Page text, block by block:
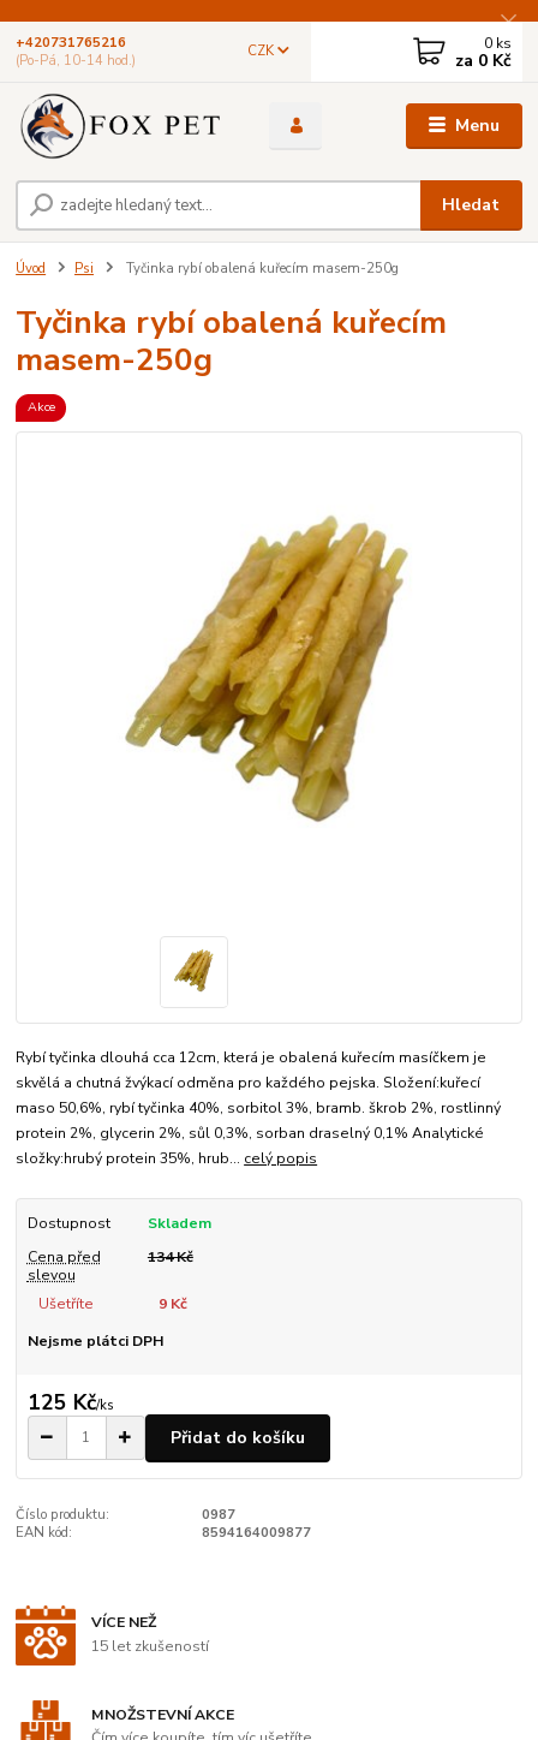
Menu
CZK
Hledat
+420731765216
(Po-Pá, 10-14 hod.)
0 ks
za 0 Kč
Úvod Psi Tyčinka rybí obalená kuřecím masem-250g
Tyčinka rybí obalená kuřecím
masem-250g
Akce
Rybí tyčinka dlouhá cca 12cm, která je obalená kuřecím masíčkem je
skvělá a chutná žvýkací odměna pro každého pejska. Složení:kuřecí
maso 50,6%, rybí tyčinka 40%, sorbitol 3%, bramb. škrob 2%, rostlinný
protein 2%, glycerin 2%, sůl 0,3%, sorban draselný 0,1% Analytické
složky:hrubý protein 35%, hrub... celý popis
Dostupnost
Skladem
Cena před
slevou
134 Kč
Ušetříte
9 Kč
Nejsme plátci DPH
125 Kč/ks
Přidat do košíku
Číslo produktu:
0987
EAN kód:
8594164009877
VÍCE NEŽ
15 let zkušeností
MNOŽSTEVNÍ AKCE